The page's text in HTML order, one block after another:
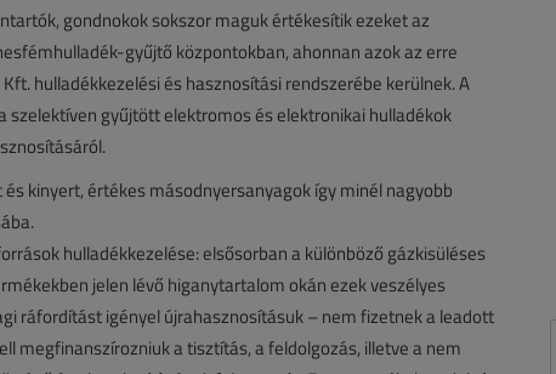
gondnokok sokszor maguk értékesítik ezeket az
gyűjtő központokban, ahonnan azok az erre
hulladékkezelési és hasznosítási rendszerébe kerülnek. A
gyűjtött elektromos és elektronikai hulladékok
kinyert, értékes másodnyersanyagok így minél nagyobb
hulladékkezelése: elsősorban a különböző gázkisüléses
jelen lévő higanytartalom okán ezek veszélyes
ráfordítást igényel újrahasznosításuk – nem fizetnek a leadott
megfinanszírozniuk a tisztítás, a feldolgozás, illetve a nem